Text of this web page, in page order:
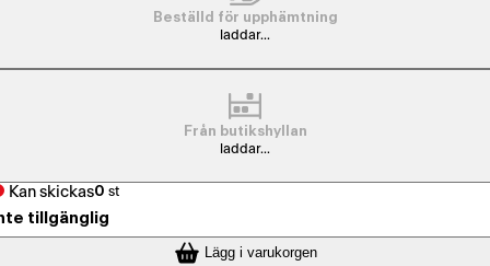
Beställd för upphämtning
laddar...
Från butikshyllan
laddar...
Kan skickas0 st
tillgänglig
Lägg i varukorgen